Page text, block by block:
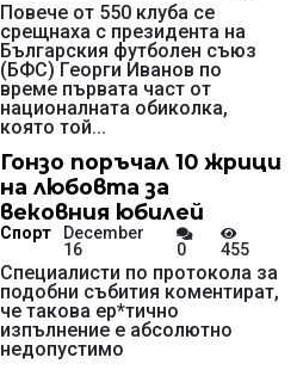
Повече от 550 клуба се
срещнаха с президента на
Българския футболен съюз
(БФС) Георги Иванов по
време първата част от
националната обиколка,
която той...
Гонзо поръчал 10 жрици
на любовта за
вековния юбилей
Спорт
December
16
0 455
Специалисти по протокола за
подобни събития коментират,
че такова ер*тично
изпълнение е абсолютно
недопустимо